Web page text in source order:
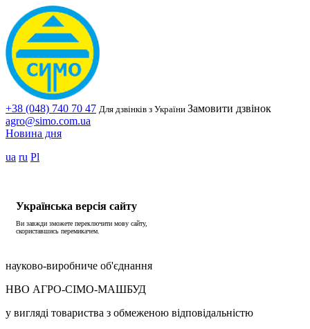
+38 (048) 740 70 47 Для дзвінків з України Замовити дзвінок
agro@simo.com.ua
Новина дня
ua ru Pl
Українська версія сайту
Ви завжди зможете переключити мову сайту,
скориставшись перемикачем.
науково-виробниче об'єднання
НВО АГРО-СІМО-МАШБУД
у вигляді товариства з обмеженою відповідальністю